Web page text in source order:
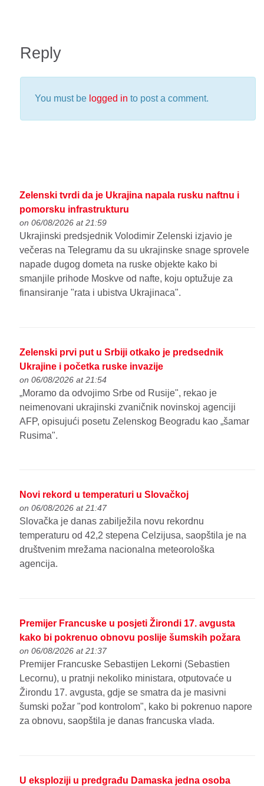
Reply
You must be logged in to post a comment.
Zelenski tvrdi da je Ukrajina napala rusku naftnu i
pomorsku infrastrukturu
on 06/08/2026 at 21:59
Ukrajinski predsjednik Volodimir Zelenski izjavio je
večeras na Telegramu da su ukrajinske snage sprovele
napade dugog dometa na ruske objekte kako bi
smanjile prihode Moskve od nafte, koju optužuje za
finansiranje "rata i ubistva Ukrajinaca".
Zelenski prvi put u Srbiji otkako je predsednik
Ukrajine i početka ruske invazije
on 06/08/2026 at 21:54
„Moramo da odvojimo Srbe od Rusije", rekao je
neimenovani ukrajinski zvaničnik novinskoj agenciji
AFP, opisujući posetu Zelenskog Beogradu kao „šamar
Rusima".
Novi rekord u temperaturi u Slovačkoj
on 06/08/2026 at 21:47
Slovačka je danas zabilježila novu rekordnu
temperaturu od 42,2 stepena Celzijusa, saopštila je na
društvenim mrežama nacionalna meteorološka
agencija.
Premijer Francuske u posjeti Žirondi 17. avgusta
kako bi pokrenuo obnovu poslije šumskih požara
on 06/08/2026 at 21:37
Premijer Francuske Sebastijen Lekorni (Sebastien
Lecornu), u pratnji nekoliko ministara, otputovaće u
Žirondu 17. avgusta, gdje se smatra da je masivni
šumski požar "pod kontrolom", kako bi pokrenuo napore
za obnovu, saopštila je danas francuska vlada.
U eksploziji u predgrađu Damaska jedna osoba